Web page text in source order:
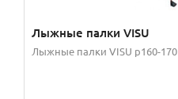
Лыжные палки VISU
Лыжные палки VISU р160-170